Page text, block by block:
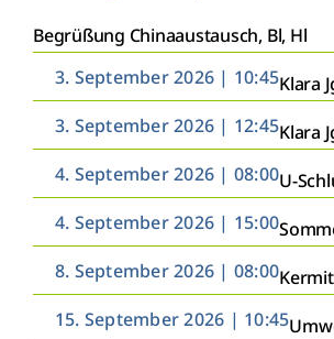
Begrüßung Chinaaustausch, Bl, Hl
3. September 2026 | 10:45Klara
3. September 2026 | 12:45Klara
4. September 2026 | 08:00U-
4. September 2026 | 15:00
8. September 2026 | 08:00
15. September 2026 | 10:45